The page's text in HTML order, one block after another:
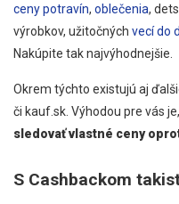
ceny potravín, oblečenia,
výrobkov, užitočných vecí do
Nakúpite tak najvýhodnejšie.
Okrem týchto existujú aj
či kauf.sk. Výhodou pre vás
sledovať vlastné ceny
S Cashbackom